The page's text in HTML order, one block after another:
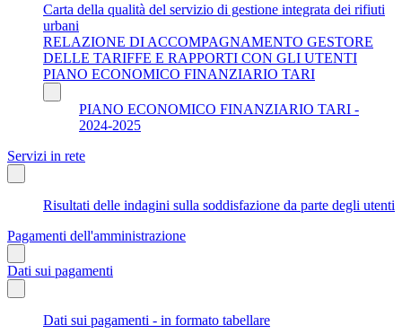
Carta della qualità del servizio di gestione integrata dei rifiuti
urbani
RELAZIONE DI ACCOMPAGNAMENTO GESTORE
DELLE TARIFFE E RAPPORTI CON GLI UTENTI
PIANO ECONOMICO FINANZIARIO TARI
PIANO ECONOMICO FINANZIARIO TARI -
2024-2025
Servizi in rete
Risultati delle indagini sulla soddisfazione da parte degli utenti
Pagamenti dell'amministrazione
Dati sui pagamenti
Dati sui pagamenti - in formato tabellare